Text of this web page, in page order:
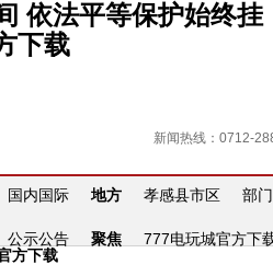
依法平等保护始终挂
下载
新闻热线：0712-
国内国际 地方 孝感县市区
部门
公示公告 聚焦
777电玩城官方下
方下载